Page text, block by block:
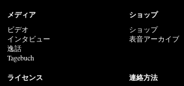
メディア
ビデオ
インタビュー
逸話
Tagebuch
ショップ
ショップ
表音アーカイブ
ライセンス 連絡方法